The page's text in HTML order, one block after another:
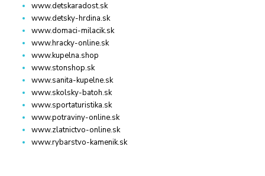
www.detskaradost.sk
www.detsky-hrdina.sk
www.domaci-milacik.sk
www.hracky-online.sk
www.kupelna.shop
www.stonshop.sk
www.sanita-kupelne.sk
www.skolsky-batoh.sk
www.sportaturistika.sk
www.potraviny-online.sk
www.zlatnictvo-online.sk
www.rybarstvo-kamenik.sk